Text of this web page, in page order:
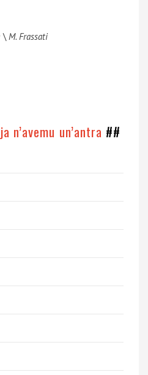
\ M. Frassati
n’avemu un’antra ##